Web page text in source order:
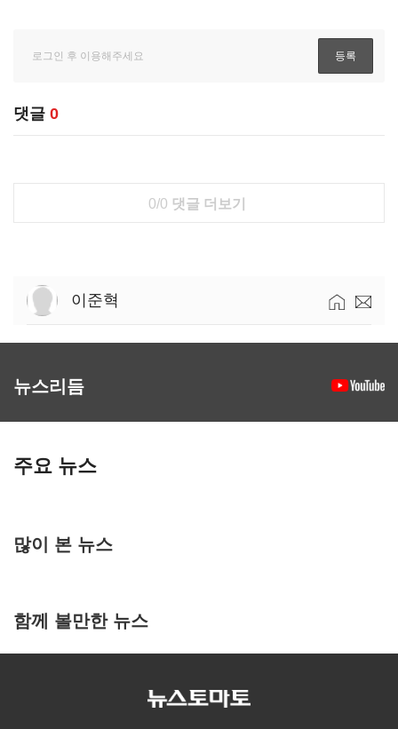
댓글 0
0/0 댓글 더보기
이준혁
뉴스리듬
주요 뉴스
많이 본 뉴스
함께 볼만한 뉴스